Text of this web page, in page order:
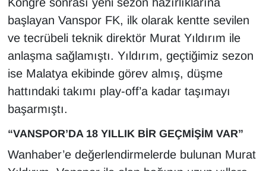
başlayan Vanspor FK, ilk olarak kentte sevilen
ve tecrübeli teknik direktör Murat Yıldırım ile
anlaşma sağlamıştı. Yıldırım, geçtiğimiz sezon
ise Malatya ekibinde görev almış, düşme
hattındaki takımı play-off’a kadar taşımayı
başarmıştı.
“VANSPOR’DA 18 YILLIK BİR GEÇMİŞİM VAR”
Wanhaber’e değerlendirmelerde bulunan Murat
MAGAZİN
MEDYA
ONE EKONOMİ
POLİTİKA
Resmi İlanlar
RÖPORTAJ